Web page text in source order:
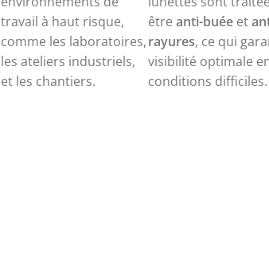
travail à haut risque,
comme les laboratoires,
les ateliers industriels,
et les chantiers.
êtreanti-buée et
rayures, ce qui
visibilité optimale
conditions difficiles.